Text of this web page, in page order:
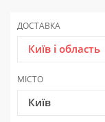
ДОСТАВКА
Київ і область
МІСТО
Київ